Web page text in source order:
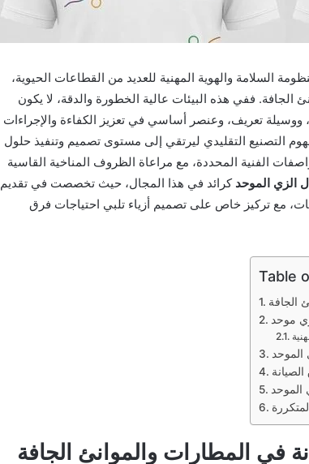
السلامة والهوية المهنية للعديد من القطاعات الحيوية،
الجافة. ففي هذه البيئات عالية الخطورة والدقة، لا يكون
تعريف، وعنصر أساسي في تعزيز الكفاءة والإجراءات
التصنيع التقليدي ليرتقي إلى مستوى تصميم وتنفيذ حلول
الفنية المحددة، مع مراعاة الظروف المناخية القاسية
الزي الموحد كرائد في هذا المجال، حيث تخصصت في تقديم
مع تركيز خاص على تصميم أزياء تلبي احتياجات فرق
Table
الجافة
زي موحد
الموحد
في المطارات والموانئ الجافة